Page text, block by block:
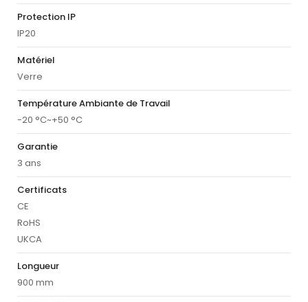
Protection IP
IP20
Matériel
Verre
Température Ambiante de Travail
-20 °C~+50 °C
Garantie
3 ans
Certificats
CE
RoHS
UKCA
Longueur
900 mm